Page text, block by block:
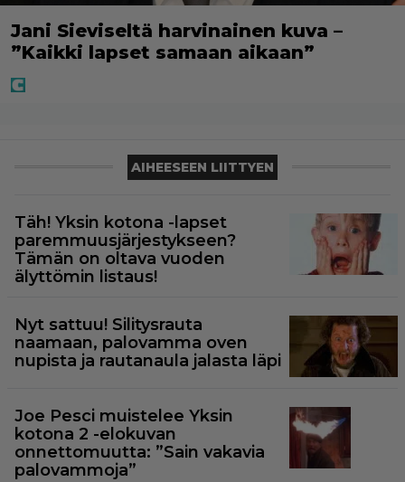
Jani Sieviseltä harvinainen kuva –
”Kaikki lapset samaan aikaan”
AIHEESEEN LIITTYEN
Täh! Yksin kotona -lapset
paremmuusjärjestykseen?
Tämän on oltava vuoden
älyttömin listaus!
Nyt sattuu! Silitysrauta
naamaan, palovamma oven
nupista ja rautanaula jalasta läpi
Joe Pesci muistelee Yksin
kotona 2 -elokuvan
onnettomuutta: ”Sain vakavia
palovammoja”